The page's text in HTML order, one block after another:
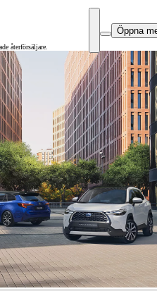
Öppna
återförsäljare.